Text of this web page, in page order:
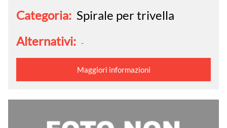
Categoria: Spirale per trivella
Alternativi: -
Maggiori informazioni